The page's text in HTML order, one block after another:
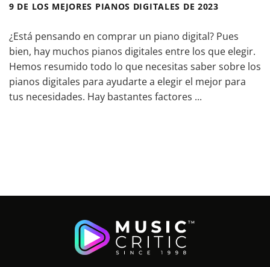
9 DE LOS MEJORES PIANOS DIGITALES DE 2023
¿Está pensando en comprar un piano digital? Pues
bien, hay muchos pianos digitales entre los que elegir.
Hemos resumido todo lo que necesitas saber sobre los
pianos digitales para ayudarte a elegir el mejor para
tus necesidades. Hay bastantes factores ...